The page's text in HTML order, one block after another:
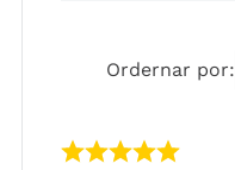
Ordernar por: